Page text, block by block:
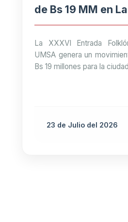
de Bs 19 MM en
La XXXVI Entrada
UMSA genera un
Bs 19 millones para la
23 de Julio del 2026